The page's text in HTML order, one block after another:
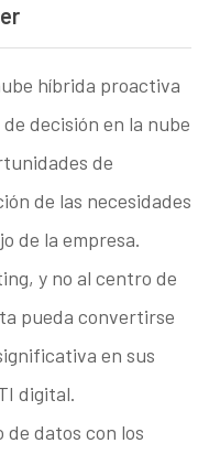
híbrida proactiva
decisión en la nube
de
de las necesidades
de la empresa.
y no al centro de
pueda convertirse
en sus
digital.
de datos con los